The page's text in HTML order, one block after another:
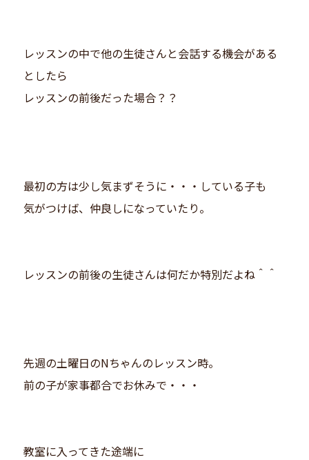
レッスンの中で他の生徒さんと会話する機会がある
としたら
レッスンの前後だった場合？？
最初の方は少し気まずそうに・・・している子も
気がつけば、仲良しになっていたり。
レッスンの前後の生徒さんは何だか特別だよね＾＾
先週の土曜日のNちゃんのレッスン時。
前の子が家事都合でお休みで・・・
教室に入ってきた途端に